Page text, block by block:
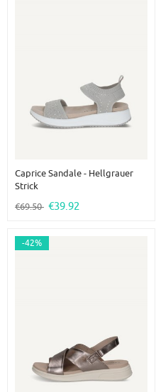
Caprice Sandale - Hellgrauer
Strick
€69.50 €39.92
-42%